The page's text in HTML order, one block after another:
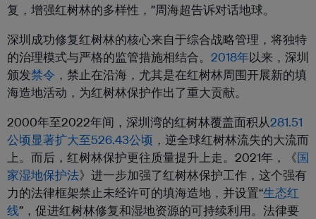
复，增强红树林的多样性，”周海超告诉对话地球。
深圳成功修复红树林的核心来自于综合战略管理，将独特
的治理模式与严格的监管措施相结合。 2018年以来，深圳
颁发禁令 ，禁止在沿海，尤其是在红树林周围开展新的填
海造地活动，为红树林保护作出了重大贡献。
2000年至2022年间，深圳湾的红树林覆盖面积从281.51
公顷显著扩大至526.43公顷 ，逆全球红树林流失的大流而
上。而后，红树林保护更往质量提升上走。2021年，《国
家湿地保护法》进一步加强了红树林保护工作，这个强有
力的法律框架禁止未经许可的填海造地，并设置“生态红
线”，促进红树林修复和湿地资源的可持续利用。法律要